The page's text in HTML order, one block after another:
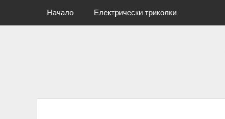
Primary Menu
Начало Електрически триколки